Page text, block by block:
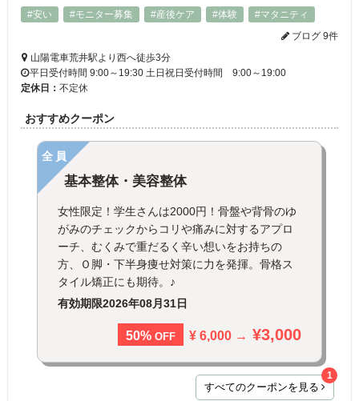
#安い
#モニター募集 #産後ケア #体験
#マタニティ
ブログ 9件
山陽電車荒井駅より西へ徒歩3分
平日受付時間 9:00～19:30 土日祝日受付時間 9:00～19:00
定休日： 不定休
おすすめクーポン
全員
基本整体・美容整体
女性限定！学生さんは2000円！骨盤や背骨のゆ
がみのチェックからコリや痛みに対するアプロ
ーチ、むくみで重だるく辛い想いをお持ちの
方、Ｏ脚・下半身痩せ対策に力を発揮。骨格ス
タイル矯正にも期待。♪
有効期限2026年08月31日
50% OFF ¥ 6,000 → ¥3,000
すべてのクーポンを見る
1